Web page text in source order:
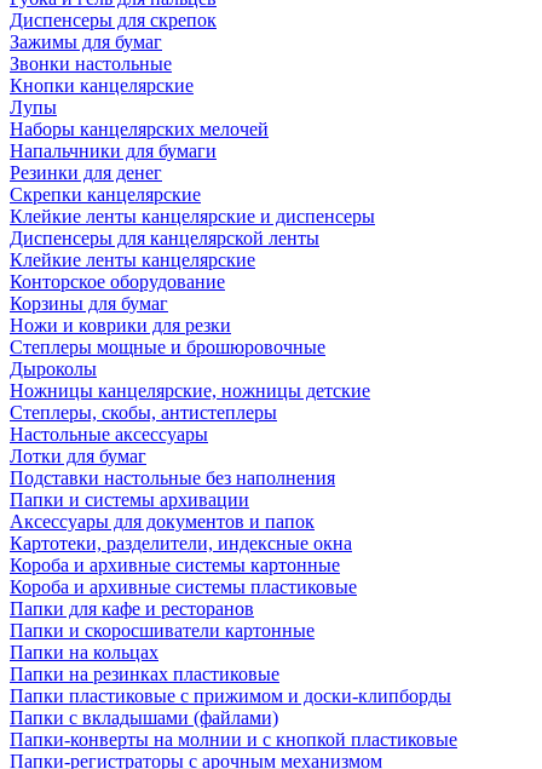
Диспенсеры для скрепок
Зажимы для бумаг
Звонки настольные
Кнопки канцелярские
Лупы
Наборы канцелярских мелочей
Напальчники для бумаги
Резинки для денег
Скрепки канцелярские
Клейкие ленты канцелярские и диспенсеры
Диспенсеры для канцелярской ленты
Клейкие ленты канцелярские
Конторское оборудование
Корзины для бумаг
Ножи и коврики для резки
Степлеры мощные и брошюровочные
Дыроколы
Ножницы канцелярские, ножницы детские
Степлеры, скобы, антистеплеры
Настольные аксессуары
Лотки для бумаг
Подставки настольные без наполнения
Папки и системы архивации
Аксессуары для документов и папок
Картотеки, разделители, индексные окна
Короба и архивные системы картонные
Короба и архивные системы пластиковые
Папки для кафе и ресторанов
Папки и скоросшиватели картонные
Папки на кольцах
Папки на резинках пластиковые
Папки пластиковые с прижимом и доски-клипборды
Папки с вкладышами (файлами)
Папки-конверты на молнии и с кнопкой пластиковые
Папки-регистраторы с арочным механизмом